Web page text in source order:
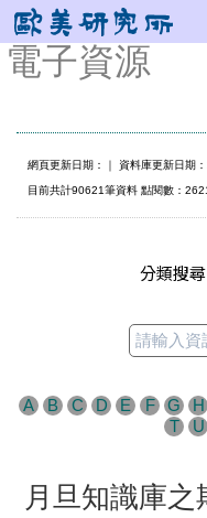
電子資源
網頁更新日期： ｜ 資料庫更新日期
目前共計90621筆資料 點閱數：
分類搜尋
A B C D E F G H
T
U
月旦知識庫之